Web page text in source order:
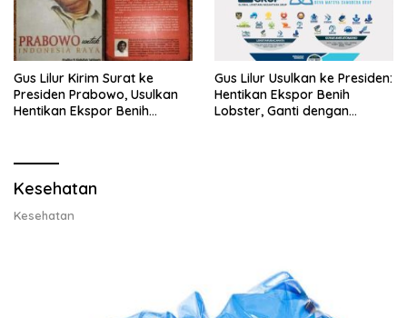
Gus Lilur Kirim Surat ke
Presiden Prabowo, Usulkan
Hentikan Ekspor Benih
Gus Lilur Usulkan ke Presiden:
Hentikan Ekspor Benih
Lobster, Ganti dengan
Kesehatan
Kesehatan